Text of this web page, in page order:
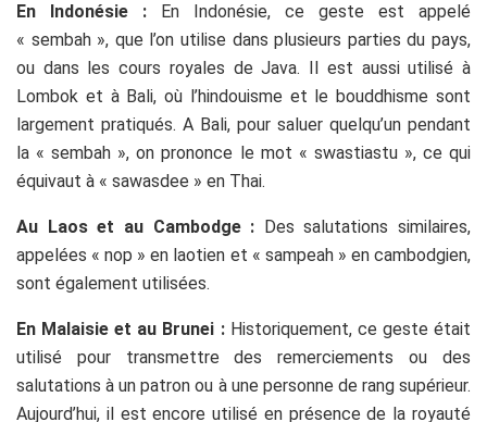
En Indonésie : En Indonésie, ce geste est appelé
« sembah », que l’on utilise dans plusieurs parties du pays,
ou dans les cours royales de Java. Il est aussi utilisé à
Lombok et à Bali, où l’hindouisme et le bouddhisme sont
largement pratiqués. A Bali, pour saluer quelqu’un pendant
la « sembah », on prononce le mot « swastiastu », ce qui
équivaut à « sawasdee » en Thai.
Au Laos et au Cambodge : Des salutations similaires,
appelées « nop » en laotien et « sampeah » en cambodgien,
sont également utilisées.
En Malaisie et au Brunei :Historiquement, ce geste était
utilisé pour transmettre des remerciements ou des
salutations à un patron ou à une personne de rang supérieur.
Aujourd’hui, il est encore utilisé en présence de la royauté